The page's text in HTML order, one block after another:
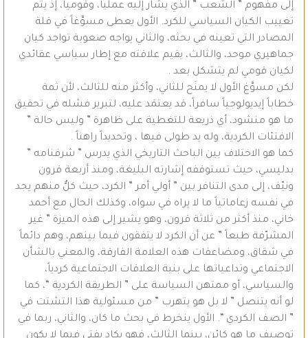
إلى مفهوم ” الشعب ” الذي يشار إليه عملياً، وقومياً، إذ يتم
تغييب الكيان السياسي للكرد. الأول يعطى مسوَّغاً في قلة
المصادر التي تعينه في بحثه، والثاني يواجه صعوبة تواجد كيان
جماهيري موحد، والثالث، يقيم علاقته مع إطار سياسي عقائدي
لكيان قومي لم يتشكل بعد .
لكن مسوَّغ الأول لا يمنَح للثاني، وأكثر منه للثالث، لأن ثمة
خطاباً إيديولوجياً سافراً، قد يعتمَد عليه، لتبرير فشله في تحقيق
ما هو منشود، أي ذريعة للتغطية على ظاهرة ” وليس حالة ”
الافتئات الكردية، وله يد طولى فيها ، وتحديداً راهناً .
كما هو الاختلاف بين الباحث التاريخي الذي يدرس ” شرفنامه ”
بدليسي، حيث تستوقفه إشارته البليغة، ومنذ أربعة قرون
ونيّف، إلى مدى التنافر بين ” أولي أمر ” الكرد، حيث كلٌّ منهم يجد
في نفسه زعاماتياً ما لا يراه في سواه، وكذلك الحال مع أحمد
خاني، منذ أكثر من ثلاثة قرون، وهو يشير إلى هذه الميزة ” غير
المشرّفة طبعاً ” عن أن الكرد لا يتفقون فيما بينهم، وهم دائماً
في شقاق، ومضاعفات هذه العلامة الفارقة، والمعني بالشأن
الاجتماعي وتداعياتها على بنية العلاقات الاجتماعية كردياً،
والسياسي، أو ممتهن السياسة على ” الطريقة الكردية “، كما
لو أنه يتنصل ” لا بل هو يتهرب ” من مسئولية هذا التشتت في
” الصف الكردي “. الأول ينخرط في بحث ما كان، والثاني، ربما في